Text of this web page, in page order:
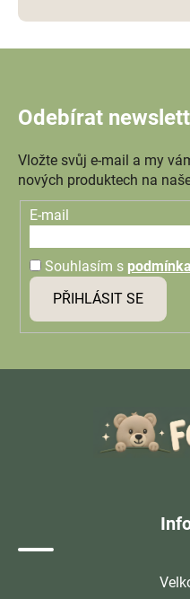
Odebírat
Vložte svůj e-mail a my
nových produktech na
E-mail
Souhlasím s
PŘIHLÁSIT SE